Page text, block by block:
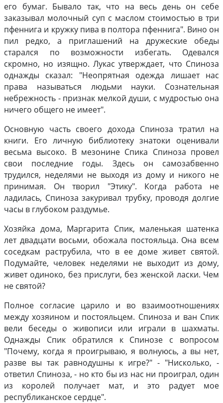
его бумаг. Бывало так, что на весь день он себе
заказывал молочный суп с маслом стоимостью в три
пфеннига и кружку пива в полтора пфеннига". Вино он
пил редко, а приглашений на дружеские обеды
старался по возможности избегать. Одевался
скромно, но изящно. Лукас утверждает, что Спиноза
однажды сказал: "Неопрятная одежда лишает нас
права называться людьми науки. Сознательная
небрежность - признак мелкой души, с мудростью она
ничего общего не имеет".
Основную часть своего дохода Спиноза тратил на
книги. Его личную библиотеку знатоки оценивали
весьма высоко. В мезонине Спика Спиноза провел
свои последние годы. Здесь он самозабвенно
трудился, неделями не выходя из дому и никого не
принимая. Он творил "Этику". Когда работа не
ладилась, Спиноза закуривал трубку, проводя долгие
часы в глубоком раздумье.
Хозяйка дома, Маргарита Спик, маленькая шатенка
лет двадцати восьми, обожала постояльца. Она всем
соседкам раструбила, что в ее доме живет святой.
Подумайте, человек неделями не выходит из дому,
живет одиноко, без прислуги, без женской ласки. Чем
не святой?
Полное согласие царило и во взаимоотношениях
между хозяином и постояльцем. Спиноза и ван Спик
вели беседы о живописи или играли в шахматы.
Однажды Спик обратился к Спинозе с вопросом
"Почему, когда я проигрываю, я волнуюсь, а вы нет,
разве вы так равнодушны к игре?" - "Нисколько, -
ответил Спиноза, - но кто бы из нас ни проиграл, один
из королей получает мат, и это радует мое
республиканское сердце".